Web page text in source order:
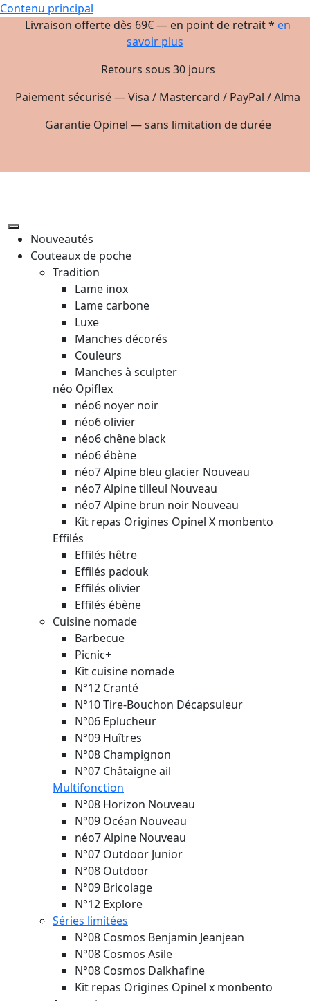
Contenu principal
Livraison offerte dès 69€ — en point de retrait * en
savoir plus
Retours sous 30 jours
Paiement sécurisé — Visa / Mastercard / PayPal / Alma
Garantie Opinel — sans limitation de durée
Nouveautés
Couteaux de poche
Tradition
Lame inox
Lame carbone
Luxe
Manches décorés
Couleurs
Manches à sculpter
néo Opiflex
néo6 noyer noir
néo6 olivier
néo6 chêne black
néo6 ébène
néo7 Alpine bleu glacier Nouveau
néo7 Alpine tilleul Nouveau
néo7 Alpine brun noir Nouveau
Kit repas Origines Opinel X monbento
Effilés
Effilés hêtre
Effilés padouk
Effilés olivier
Effilés ébène
Cuisine nomade
Barbecue
Picnic+
Kit cuisine nomade
N°12 Cranté
N°10 Tire-Bouchon Décapsuleur
N°06 Eplucheur
N°09 Huîtres
N°08 Champignon
N°07 Châtaigne ail
Multifonction
N°08 Horizon Nouveau
N°09 Océan Nouveau
néo7 Alpine Nouveau
N°07 Outdoor Junior
N°08 Outdoor
N°09 Bricolage
N°12 Explore
Séries limitées
N°08 Cosmos Benjamin Jeanjean
N°08 Cosmos Asile
N°08 Cosmos Dalkhafine
Kit repas Origines Opinel x monbento